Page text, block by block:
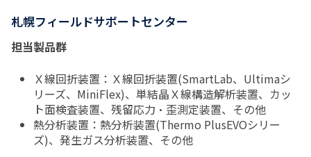
札幌フィールドサポートセンター
担当製品群
Ｘ線回折装置：Ｘ線回折装置(SmartLab、Ultimaシ
リーズ、MiniFlex)、単結晶Ｘ線構造解析装置、カッ
ト面検査装置、残留応力・歪測定装置、その他
熱分析装置：熱分析装置(Thermo PlusEVOシリー
ズ)、発生ガス分析装置、その他